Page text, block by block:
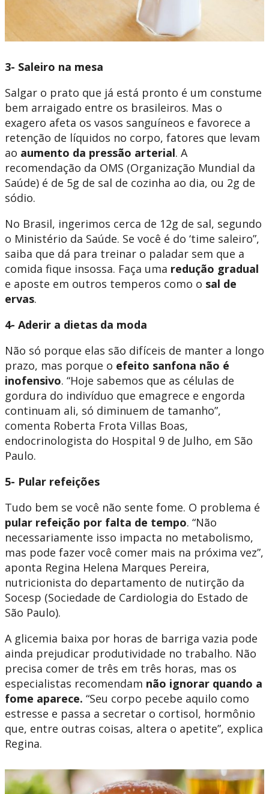
3- Saleiro na mesa
Salgar o prato que já está pronto é um constume
bem arraigado entre os brasileiros. Mas o
exagero afeta os vasos sanguíneos e favorece a
retenção de líquidos no corpo, fatores que levam
ao aumento da pressão arterial. A
recomendação da OMS (Organização Mundial da
Saúde) é de 5g de sal de cozinha ao dia, ou 2g de
sódio.
No Brasil, ingerimos cerca de 12g de sal, segundo
o Ministério da Saúde. Se você é do ‘time saleiro”,
saiba que dá para treinar o paladar sem que a
comida fique insossa. Faça uma redução gradual
e aposte em outros temperos como o sal de
ervas.
4- Aderir a dietas da moda
Não só porque elas são difíceis de manter a longo
prazo, mas porque o efeito sanfona não é
inofensivo. “Hoje sabemos que as células de
gordura do indivíduo que emagrece e engorda
continuam ali, só diminuem de tamanho”,
comenta Roberta Frota Villas Boas,
endocrinologista do Hospital 9 de Julho, em São
Paulo.
5- Pular refeições
Tudo bem se você não sente fome. O problema é
pular refeição por falta de tempo. “Não
necessariamente isso impacta no metabolismo,
mas pode fazer você comer mais na próxima vez”,
aponta Regina Helena Marques Pereira,
nutricionista do departamento de nutirção da
Socesp (Sociedade de Cardiologia do Estado de
São Paulo).
A glicemia baixa por horas de barriga vazia pode
ainda prejudicar produtividade no trabalho. Não
precisa comer de três em três horas, mas os
especialistas recomendam não ignorar quando a
fome aparece. “Seu corpo pecebe aquilo como
estresse e passa a secretar o cortisol, hormônio
que, entre outras coisas, altera o apetite”, explica
Regina.